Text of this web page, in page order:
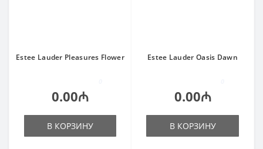
Estee Lauder Pleasures Flower
0.00₼
В КОРЗИНУ
Estee Lauder Oasis Dawn
0.00₼
В КОРЗИНУ